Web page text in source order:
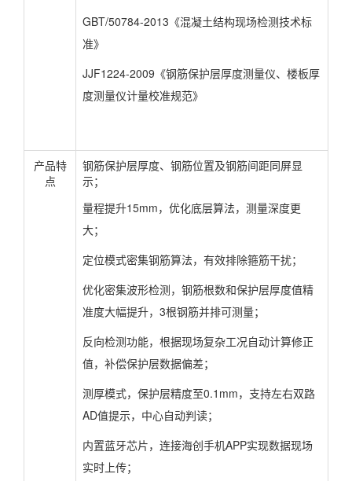
GBT/50784-2013《混凝土结构现场检测技术标
准》
JJF1224-2009《钢筋保护层厚度测量仪、楼板厚
度测量仪计量校准规范》
产品特
点
钢筋保护层厚度、钢筋位置及钢筋间距同屏显
示；
量程提升15mm，优化底层算法，测量深度更
大；
定位模式密集钢筋算法，有效排除箍筋干扰；
优化密集波形检测，钢筋根数和保护层厚度值精
准度大幅提升，3根钢筋并排可测量；
反向检测功能，根据现场复杂工况自动计算修正
值，补偿保护层数据偏差；
测厚模式，保护层精度至0.1mm，支持左右双路
AD值提示，中心自动判读；
内置蓝牙芯片，连接海创手机APP实现数据现场
实时上传；